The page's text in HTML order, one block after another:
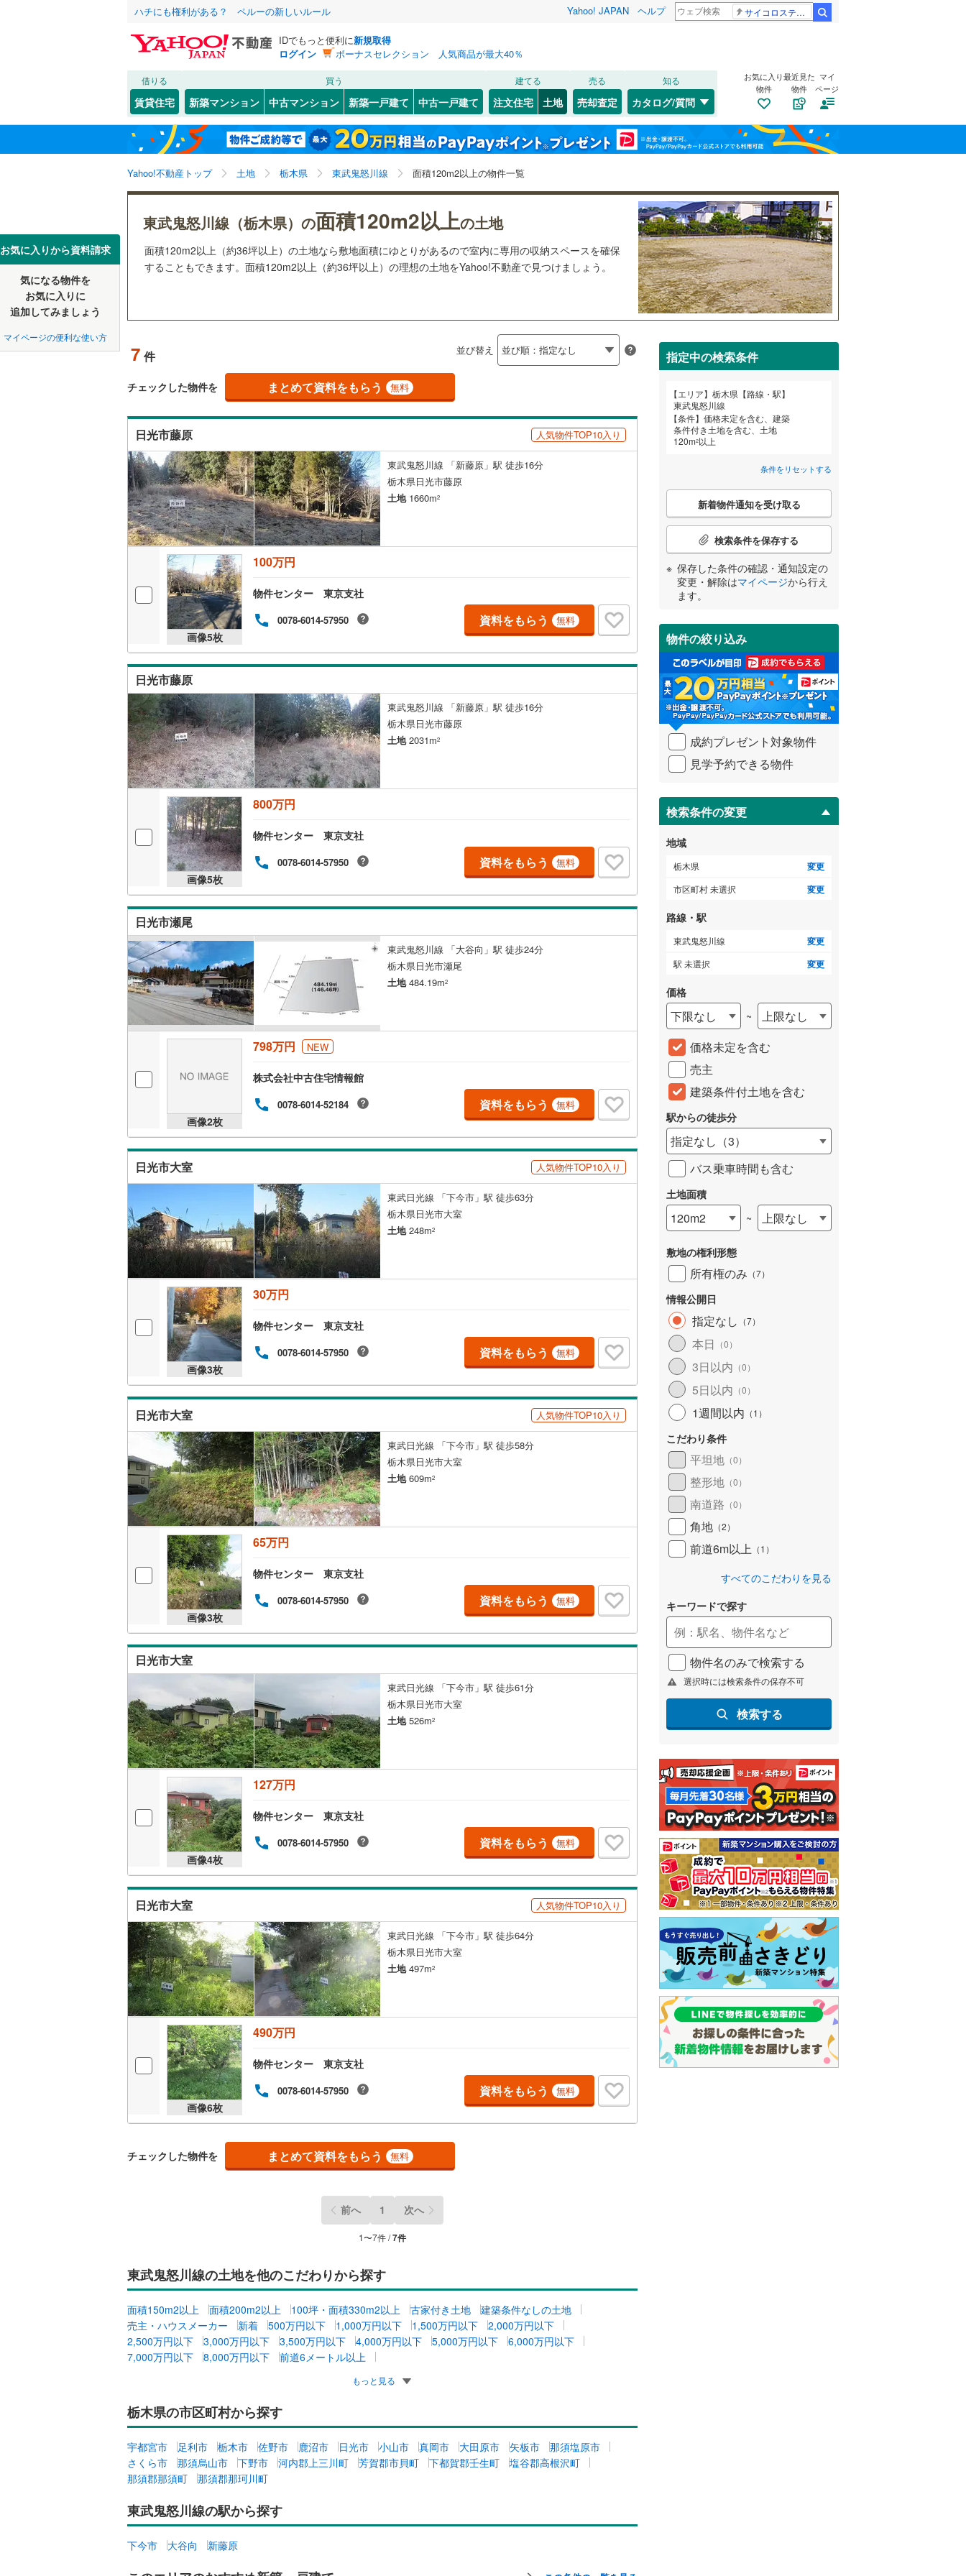
ハチにも権利がある？ ペルーの新しいルール Yahoo! JAPAN ヘルプ サイコロステーキ先輩
IDでもっと便利に新規取得
ログイン
ボーナスセレクション 人気商品が最大40％
借りる
賃貸住宅
買う
新築マンション 中古マンション 新築一戸建て 中古一戸建て
建てる
注文住宅 土地
売る
売却査定
知る
カタログ/質問
お気に入り
物件
最近見た
物件
マイ
ページ
Yahoo!不動産トップ 土地 栃木県 東武鬼怒川線 面積120m2以上の物件一覧
お気に入りから資料請求
気になる物件を
お気に入りに
追加してみましょう
マイページの便利な使い方
東武鬼怒川線（栃木県）の面積120m2以上の土地
面積120m2以上（約36坪以上）の土地なら敷地面積にゆとりがあるので室内に専用の収納スペースを確保
することもできます。面積120m2以上（約36坪以上）の理想の土地をYahoo!不動産で見つけましょう。
7 件 並び替え
チェックした物件を まとめて資料をもらう 無料
日光市藤原 人気物件TOP10入り
東武鬼怒川線 「新藤原」駅 徒歩16分
栃木県日光市藤原
土地1660m2
画像5枚
100万円
物件センター 東京支社
0078-6014-57950 資料をもらう 無料
日光市藤原
東武鬼怒川線 「新藤原」駅 徒歩16分
栃木県日光市藤原
土地2031m2
画像5枚
800万円
物件センター 東京支社
0078-6014-57950 資料をもらう 無料
日光市瀬尾
東武鬼怒川線 「大谷向」駅 徒歩24分
栃木県日光市瀬尾
土地484.19m2
画像2枚
798万円 NEW
株式会社中古住宅情報館
0078-6014-52184 資料をもらう 無料
日光市大室 人気物件TOP10入り
東武日光線 「下今市」駅 徒歩63分
栃木県日光市大室
土地248m2
画像3枚
30万円
物件センター 東京支社
0078-6014-57950 資料をもらう 無料
日光市大室 人気物件TOP10入り
東武日光線 「下今市」駅 徒歩58分
栃木県日光市大室
土地609m2
画像3枚
65万円
物件センター 東京支社
0078-6014-57950 資料をもらう 無料
日光市大室
東武日光線 「下今市」駅 徒歩61分
栃木県日光市大室
土地526m2
画像4枚
127万円
物件センター 東京支社
0078-6014-57950 資料をもらう 無料
日光市大室 人気物件TOP10入り
東武日光線 「下今市」駅 徒歩64分
栃木県日光市大室
土地497m2
画像6枚
490万円
物件センター 東京支社
0078-6014-57950 資料をもらう 無料
チェックした物件を まとめて資料をもらう 無料
前へ 1 次へ
1〜7件 /7件
東武鬼怒川線の土地を他のこだわりから探す
面積150m2以上 面積200m2以上 100坪・面積330m2以上 古家付き土地
建築条件なしの土地
売主・ハウスメーカー
新着 500万円以下 1,000万円以下 1,500万円以下
2,000万円以下
2,500万円以下
3,000万円以下 3,500万円以下 4,000万円以下 5,000万円以下
6,000万円以下
7,000万円以下
8,000万円以下 前道6メートル以上
もっと見る
栃木県の市区町村から探す
宇都宮市 足利市 栃木市 佐野市 鹿沼市 日光市 小山市 真岡市 大田原市 矢板市
那須塩原市
さくら市
那須烏山市 下野市 河内郡上三川町 芳賀郡市貝町 下都賀郡壬生町
塩谷郡高根沢町
那須郡那須町
那須郡那珂川町
東武鬼怒川線の駅から探す
下今市 大谷向 新藤原
指定中の検索条件
エリア
栃木県【路線・駅】
東武鬼怒川線
条件
価格未定を含む、建築
条件付き土地を含む、土地
120m2以上
条件をリセットする
こ
検
条
件
受
け
取
る
・
条
件
を
イ
ペ
ジ
に
保
存
す
る
新着物件通知を受け取る
検索条件を保存する
保存した条件の確認・通知設定の
変更・解除はマイページから行え
ます。
物件の絞り込み
成約プレゼント対象物件
見学予約できる物件
検索条件の変更
地域
栃木県 変更
市区町村 未選択 変更
路線・駅
東武鬼怒川線 変更
駅 未選択 変更
価格
下限なし ~
上限なし
価格未定を含む
売主
建築条件付土地を含む
駅からの徒歩分
指定なし （3）
バス乗車時間も含む
土地面積
120m2 ~ 上限なし
敷地の権利形態
所有権のみ （7）
情報公開日
指定なし （7）
本日 （0）
3日以内 （0）
5日以内 （0）
1週間以内 （1 ）
こだわり条件
平坦地 （0）
整形地 （0）
南道路 （0）
角地 （2）
前道6m以上 （1 ）
すべてのこだわりを見る
キーワードで探す
物件名のみで検索する
選択時には検索条件の保存不可
検索する
北海道 北海道
東北 青森 岩手 宮城 秋田 山形 福島
関東 東京 神奈川 埼玉 千葉
長野 富山
東海 愛知 岐阜 静岡 三重
和歌山
中国 鳥取 島根 岡山 広島 山口
高知
福岡 佐賀 長崎 鹿児島
該当物件0件 この条件で検索する 条件をリセットする
宇都宮市(143) 足利市(115) 栃木市(13)
佐野市(11) 鹿沼市(8) 日光市(24)
小山市( 48 真岡市 8)
8) さくら市(7)
那須烏山市( 1) 下野市 河内郡上三川町(1)
芳賀郡益子町(0) 芳賀郡茂木町(0) 芳賀郡市貝町(1)
下都賀郡野木町(0)
塩谷郡塩谷町(0) 塩谷郡高根沢町(3) 那須郡那須町(56)
該当物件0件 この条件で検索する 条件をリセットする
該当物件0件 条件をリセットする
JR 東北本線(217) 両毛線(151) 水戸線(37)
日光線(113) 烏山線(84)
湘南新宿ライン（宇都宮～逗子）
(136
私鉄・その他 宇都宮ライトレール(93)
東武伊勢崎線 (83) 東武佐野線 東武日光線(30)
東武鬼怒川線(7) 東武宇都宮線(97) 野岩鉄道会津鬼怒川線(2)
該当物件0件 この条件で検索する 条件をリセットする
(1) (0) (0) (0) 東武ワールドスクウェア
(0)
(0) (0) (2)
該当物件0件 条件をリセットする
こだわり条件 配置、向き、建ち方、日当たり
前道6m以上（1） 角地（2） 南道路（0）
平坦地（0） 整形地（0） 古家あり（1）
販売、価格、契約、入居関連など
更地渡し（0） 第一種低層住居専用地域
立地
小学校まで1km以内（0）
オンライン対応
IT重説可（0 ）
オンライン対応とは？
該当物件0件 条件をリセットする
検索条件を保存しました
この検索条件の新着物件通知は、 マイページから設定できます。
保存した条件を見る
栃木県、東武鬼怒川線、価格未定を含む、建築条件付き
土地を含む、土地120m 以上
検索条件を保存する
閉じる お気に入りリストを見る
閉じる
閉じる お気に入りリストを見る
閉じる